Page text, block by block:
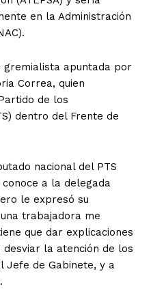
en la Administración
gremialista apuntada por
Correa, quien
de los
dentro del Frente de
nacional del PTS
a la delegada
le expresó su
trabajadora me
que dar explicaciones
desviar la atención de los
Jefe de Gabinete, y a